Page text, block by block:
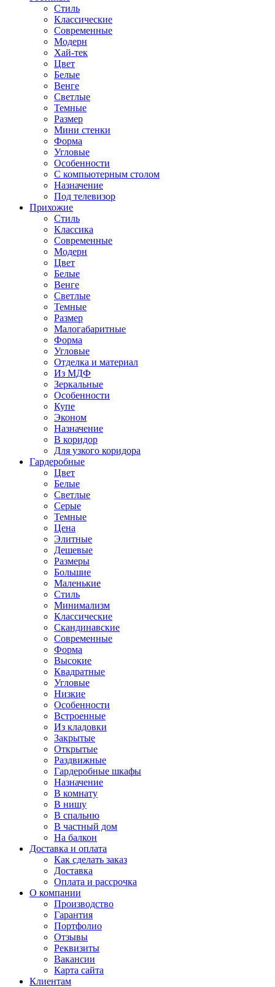
Стиль
Классические
Современные
Модерн
Хай-тек
Цвет
Белые
Венге
Светлые
Темные
Размер
Мини стенки
Форма
Угловые
Особенности
С компьютерным столом
Назначение
Под телевизор
Прихожие
Стиль
Классика
Современные
Модерн
Цвет
Белые
Венге
Светлые
Темные
Размер
Малогабаритные
Форма
Угловые
Отделка и материал
Из МДФ
Зеркальные
Особенности
Купе
Эконом
Назначение
В коридор
Для узкого коридора
Гардеробные
Цвет
Белые
Светлые
Серые
Темные
Цена
Элитные
Дешевые
Размеры
Большие
Маленькие
Стиль
Минимализм
Классические
Скандинавские
Современные
Форма
Высокие
Квадратные
Угловые
Низкие
Особенности
Встроенные
Из кладовки
Закрытые
Открытые
Раздвижные
Гардеробные шкафы
Назначение
В комнату
В нишу
В спальню
В частный дом
На балкон
Доставка и оплата
Как сделать заказ
Доставка
Оплата и рассрочка
О компании
Производство
Гарантия
Портфолио
Отзывы
Реквизиты
Вакансии
Карта сайта
Клиентам